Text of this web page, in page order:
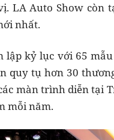
LA Auto Show còn
nhất.
lập kỷ lục với 65
quy tụ hơn 30
màn trình diễn tại
mỗi năm.